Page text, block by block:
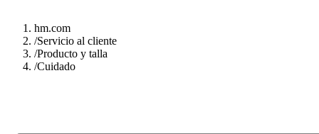
hm.com
/Servicio al cliente
/Producto y talla
/Cuidado